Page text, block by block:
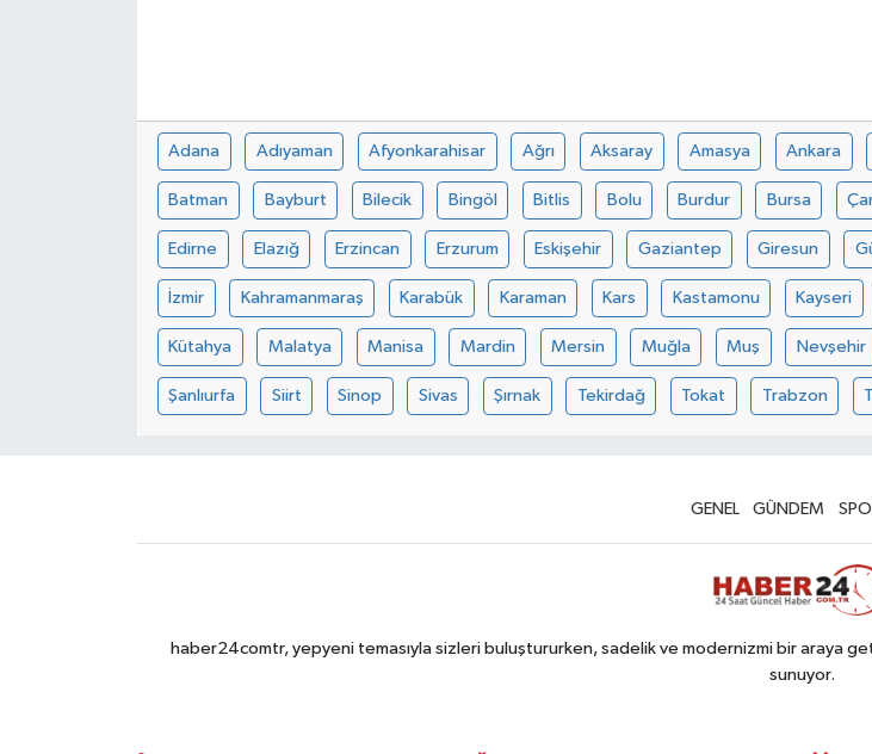
Adana Adıyaman Afyonkarahisar Ağrı Aksaray Amasya Ankara
Batman Bayburt Bilecik Bingöl Bitlis Bolu Burdur Bursa
Edirne Elazığ Erzincan Erzurum Eskişehir Gaziantep Giresun
İzmir Kahramanmaraş Karabük Karaman Kars Kastamonu Kayseri
Kütahya Malatya Manisa Mardin Mersin Muğla Muş Nevşehir
Şanlıurfa Siirt Sinop Sivas Şırnak Tekirdağ Tokat Trabzon
GENEL GÜNDEM
haber24comtr, yepyeni temasıyla sizleri buluştururken, sadelik ve modernizmi bir araya
sunuyor.